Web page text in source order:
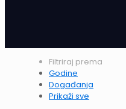
Filtriraj prema
Godine
Događanja
Prikaži sve